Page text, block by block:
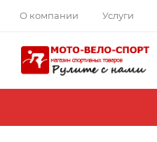
О компании Услуги